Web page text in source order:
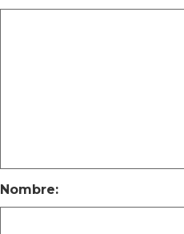
Nombre: